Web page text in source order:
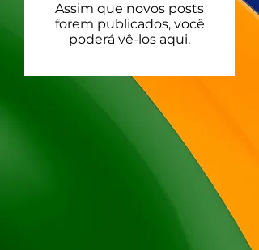
Assim que novos posts
forem publicados, você
poderá vê-los aqui.